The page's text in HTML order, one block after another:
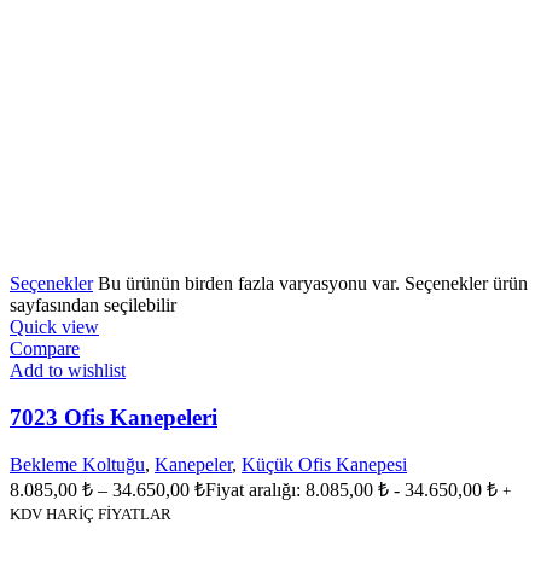
Seçenekler Bu ürünün birden fazla varyasyonu var. Seçenekler ürün
sayfasından seçilebilir
Quick view
Compare
Add to wishlist
7023 Ofis Kanepeleri
Bekleme Koltuğu, Kanepeler, Küçük Ofis Kanepesi
8.085,00 ₺ – 34.650,00 ₺Fiyat aralığı: 8.085,00 ₺ - 34.650,00 ₺ +
KDV HARİÇ FİYATLAR